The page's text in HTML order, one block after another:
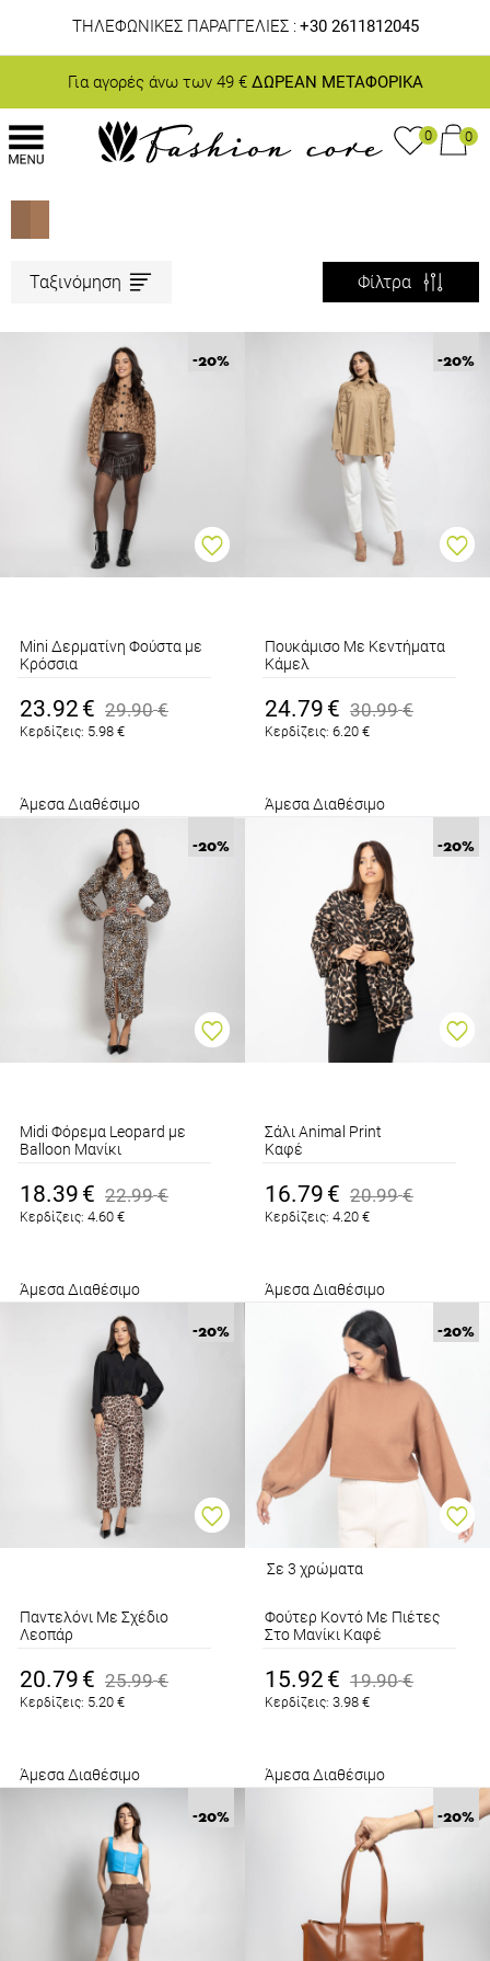
ΤΗΛΕΦΩΝΙΚΕΣ ΠΑΡΑΓΓΕΛΙΕΣ : +30 2611812045
Για αγορές άνω των 49 € ΔΩΡΕΑΝ ΜΕΤΑΦΟΡΙΚΑ
0 0
Ταξινόμηση Φίλτρα
-20%
Mini Δερματίνη Φούστα με
Κρόσσια
23.92 € 29.90 €
Κερδίζεις: 5.98 €
Άμεσα Διαθέσιμο
-20%
Πουκάμισο Με Κεντήματα
Κάμελ
24.79 € 30.99 €
Κερδίζεις: 6.20 €
Άμεσα Διαθέσιμο
-20%
Midi Φόρεμα Leopard με
Balloon Μανίκι
18.39 € 22.99 €
Κερδίζεις: 4.60 €
Άμεσα Διαθέσιμο
-20%
Σάλι Animal Print
Καφέ
16.79 € 20.99 €
Κερδίζεις: 4.20 €
Άμεσα Διαθέσιμο
-20%
Παντελόνι Με Σχέδιο
Λεοπάρ
20.79 € 25.99 €
Κερδίζεις: 5.20 €
Άμεσα Διαθέσιμο
-20%
Σε 3 χρώματα
Φούτερ Κοντό Με Πιέτες
Στο Μανίκι Καφέ
15.92 € 19.90 €
Κερδίζεις: 3.98 €
Άμεσα Διαθέσιμο
-20% -20%